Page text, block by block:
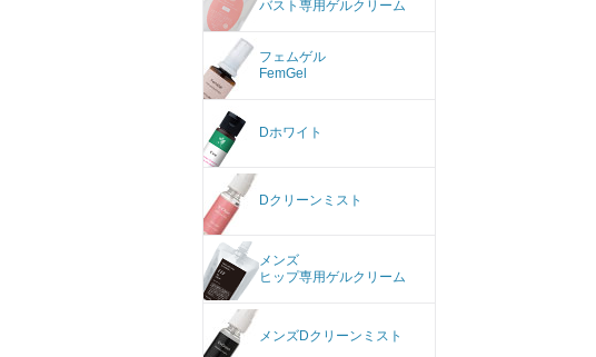
バスト専用ゲルクリーム
フェムゲル
FemGel
Dホワイト
Dクリーンミスト
メンズ
ヒップ専用ゲルクリーム
メンズDクリーンミスト